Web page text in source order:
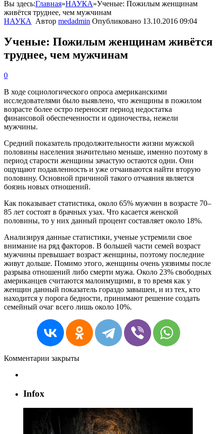
Вы здесь:Главная»НАУКА»Ученые: Пожилым женщинам
живётся труднее, чем мужчинам
НАУКА
Автор medadmin Опубликовано 13.10.2016 09:04
Ученые: Пожилым женщинам живётся
труднее, чем мужчинам
0
В ходе социологического опроса американскими
исследователями было выявлено, что женщины в пожилом
возрасте более остро переносят период недостатка
финансовой обеспеченности и одиночества, нежели
мужчины.
Средний показатель продолжительности жизни мужской
половины населения значительно меньше, именно поэтому в
период старости женщины зачастую остаются одни. Они
ощущают подавленность и уже отчаиваются найти вторую
половину. Основной причиной такого отчаяния является
боязнь новых отношений.
Как показывает статистика, около 65% мужчин в возрасте 70–
85 лет состоят в брачных узах. Что касается женской
половины, то у них данный процент составляет около 18%.
Анализируя данные статистики, ученые устремили свое
внимание на ряд факторов. В большей части семей возраст
мужчины превышает возраст женщины, поэтому последние
живут дольше. Помимо этого, женщины очень уязвимы после
разрыва отношений либо смерти мужа. Около 23% свободных
американцев считаются малоимущими, в то время как у
женщин данный показатель гораздо завышен, и из тех, кто
находится у порога бедности, принимают решение создать
семейный очаг всего лишь около 10%.
Комментарии закрыты
Infox